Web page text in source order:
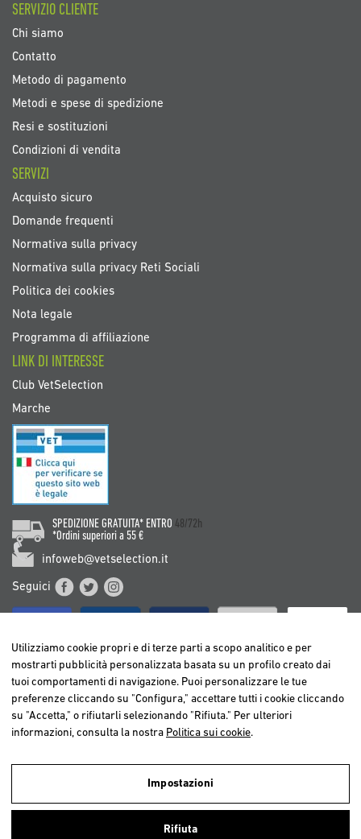
Utilizziamo cookies propri e di terze parti per realizzare analisi della
navigazione degli utenti e così poter offrire un miglior servizio.
SERVIZIO CLIENTE
Chi siamo
Contatto
Metodo di pagamento
Metodi e spese di spedizione
Resi e sostituzioni
Condizioni di vendita
SERVIZI
Acquisto sicuro
Domande frequenti
Normativa sulla privacy
Normativa sulla privacy Reti Sociali
Politica dei cookies
Nota legale
Programma di affiliazione
LINK DI INTERESSE
Club VetSelection
Marche
SPEDIZIONE GRATUITA* ENTRO 48/72h
*Ordini superiori a 55 €
infoweb@vetselection.it
Seguici
BELGIË / BELGIQUE
DEUTSCHLAND
ESPAÑA
ITALIA
NEDERLAND
ÖSTERREICH
Utilizziamo cookie propri e di terze parti a scopo analitico e per
mostrarti pubblicità personalizzata basata su un profilo creato dai
tuoi comportamenti di navigazione. Puoi personalizzare le tue
preferenze cliccando su "Configura," accettare tutti i cookie cliccando
su "Accetta," o rifiutarli selezionando "Rifiuta." Per ulteriori
informazioni, consulta la nostra Politica sui cookie.
Impostazioni
Rifiuta